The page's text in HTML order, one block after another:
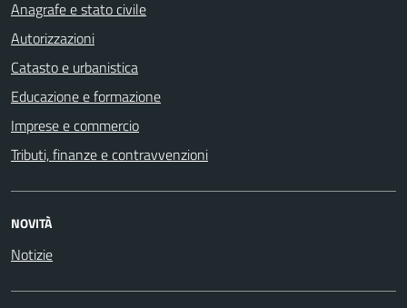
Anagrafe e stato civile
Autorizzazioni
Catasto e urbanistica
Educazione e formazione
Imprese e commercio
Tributi, finanze e contravvenzioni
NOVITÀ
Notizie